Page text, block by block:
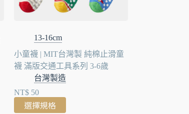
13-16cm
小童襪 | MIT台灣製 純棉止滑童
襪 滿版交通工具系列 3-6歲
台灣製造
NT$ 50
選擇規格